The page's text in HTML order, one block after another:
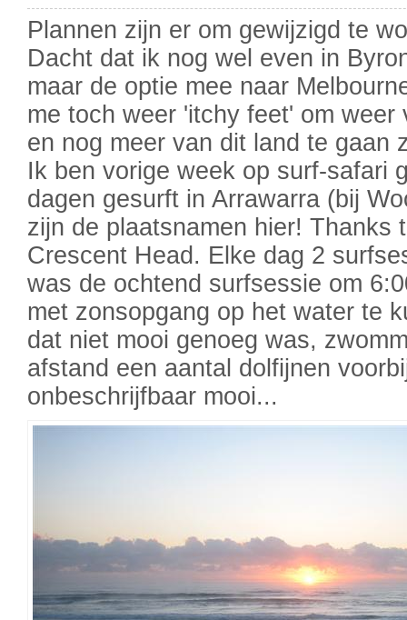
Plannen zijn er om gewijzigd te
Dacht dat ik nog wel even in
maar de optie mee naar
me toch weer 'itchy feet' om weer
en nog meer van dit land te gaan
Ik ben vorige week op surf-safari
dagen gesurft in Arrawarra (bij
zijn de plaatsnamen hier! Thanks
Crescent Head. Elke dag 2
was de ochtend surfsessie om
met zonsopgang op het water te
dat niet mooi genoeg was,
afstand een aantal dolfijnen
onbeschrijfbaar mooi...